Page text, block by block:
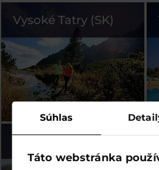
Súhlas
Táto webstránka
Vysoké Tatry (SK)